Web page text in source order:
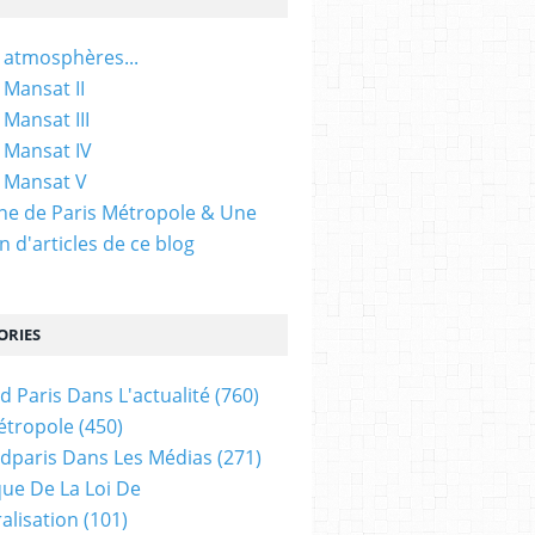
II
III
IV
V
de Paris Métropole & Une
d'articles de ce blog
Paris Dans L'actualité(760)
(450)
Dans Les Médias (271)
De La Loi De
(101)